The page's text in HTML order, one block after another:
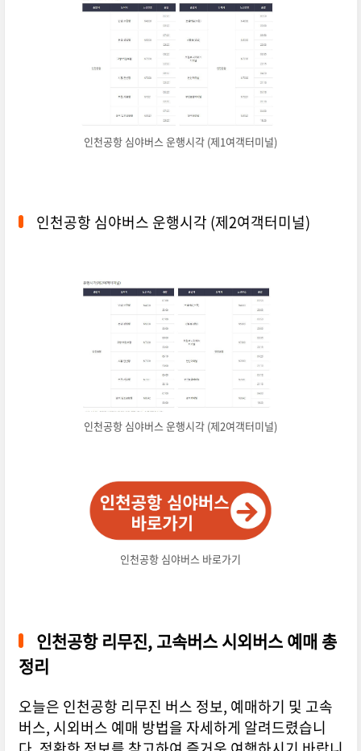
인천공항 심야버스 운행시각 (제1여객터미널)
인천공항 심야버스 운행시각 (제2여객터미널)
인천공항 심야버스 운행시각 (제2여객터미널)
인천공항 심야버스 바로가기
인천공항 리무진, 고속버스 시외버스 예매 총
정리
오늘은 인천공항 리무진 버스 정보, 예매하기 및 고속
버스, 시외버스 예매 방법을 자세하게 알려드렸습니